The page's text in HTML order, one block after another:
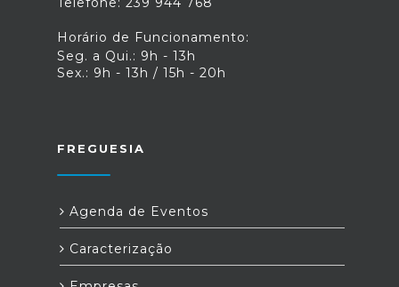
Horário de Funcionamento:
Seg. a Qui.: 9h - 13h
Sex.: 9h - 13h / 15h - 20h
FREGUESIA
Agenda de Eventos
Caracterização